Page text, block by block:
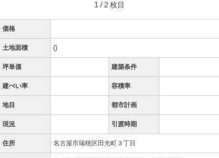
1 / 2 枚目
価格
土地面積 ()
坪単価 建築条件
建ぺい率 容積率
地目 都市計画
現況 引渡時期
住所 名古屋市瑞穂区田光町３丁目